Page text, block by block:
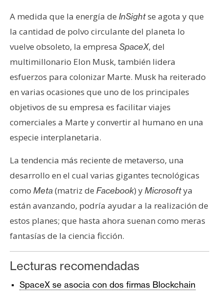
A medida que la energía de InSightse agota y que
la cantidad de polvo circulante del planeta lo
vuelve obsoleto, la empresa SpaceX, del
multimillonario Elon Musk, también lidera
esfuerzos para colonizar Marte. Musk ha reiterado
en varias ocasiones que uno de los principales
objetivos de su empresa es facilitar viajes
comerciales a Marte y convertir al humano en una
especie interplanetaria.
La tendencia más reciente de metaverso, una
desarrollo en el cual varias gigantes tecnológicas
como Meta(matriz de Facebook) yMicrosoftya
están avanzando, podría ayudar a la realización de
estos planes; que hasta ahora suenan como meras
fantasías de la ciencia ficción.
Lecturas recomendadas
SpaceX se asocia con dos firmas Blockchain